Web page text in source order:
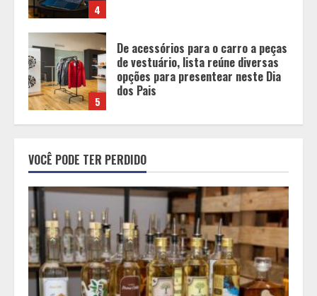
5
1
BH será a Capital da Cachaça com a
Expocachaça
2
Cristo Redentor se iluminou na cor
laranja
3
A ordem dos alimentos importa.
Mas nem sempre da mesma forma
VOCÊ PODE TER PERDIDO